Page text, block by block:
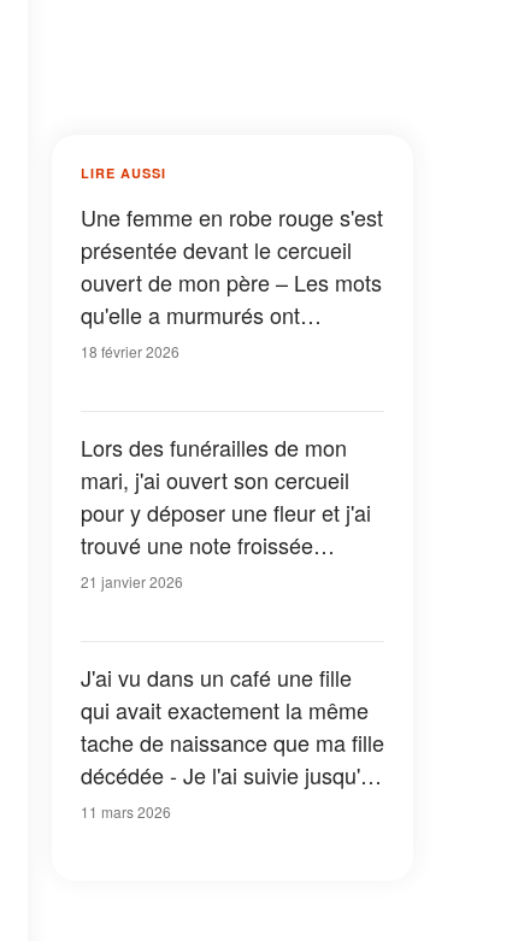
LIRE AUSSI
Une femme en robe rouge s'est
présentée devant le cercueil
ouvert de mon père – Les mots
qu'elle a murmurés ont
bouleversé ma vie
18 février 2026
Lors des funérailles de mon
mari, j'ai ouvert son cercueil
pour y déposer une fleur et j'ai
trouvé une note froissée
cachée sous ses mains
21 janvier 2026
J'ai vu dans un café une fille
qui avait exactement la même
tache de naissance que ma fille
décédée - Je l'ai suivie jusqu'à
chez elle et je suis restée figée
11 mars 2026